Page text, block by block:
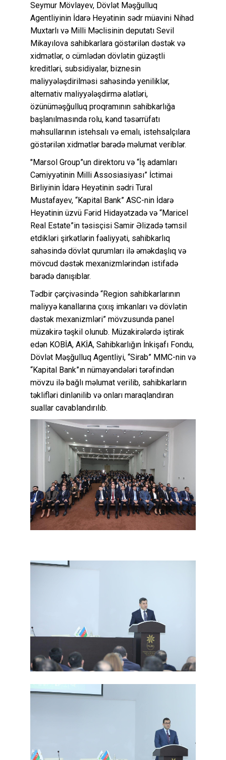
Seymur Mövlayev, Dövlət Məşğulluq
Agentliyinin İdarə Heyətinin sədr müavini Nihad
Muxtarlı və Milli Məclisinin deputatı Sevil
Mikayılova sahibkarlara göstərilən dəstək və
xidmətlər, o cümlədən dövlətin güzəştli
kreditləri, subsidiyalar, biznesin
maliyyələşdirilməsi sahəsində yeniliklər,
alternativ maliyyələşdirmə alətləri,
özünüməşğulluq proqramının sahibkarlığa
başlanılmasında rolu, kənd təsərrüfatı
məhsullarının istehsalı və emalı, istehsalçılara
göstərilən xidmətlər barədə məlumat veriblər.
"Marsol Group”un direktoru və “İş adamları
Cəmiyyətinin Milli Assosiasiyası” İctimai
Birliyinin İdarə Heyətinin sədri Tural
Mustafayev, “Kapital Bank” ASC-nin İdarə
Heyətinin üzvü Fərid Hidayətzadə və “Maricel
Real Estate”in təsisçisi Samir Əlizadə təmsil
etdikləri şirkətlərin fəaliyyəti, sahibkarlıq
sahəsində dövlət qurumları ilə əməkdaşlıq və
mövcud dəstək mexanizmlərindən istifadə
barədə danışıblar.
Tədbir çərçivəsində “Region sahibkarlarının
maliyyə kanallarına çıxış imkanları və dövlətin
dəstək mexanizmləri” mövzusunda panel
müzakirə təşkil olunub. Müzakirələrdə iştirak
edən KOBİA, AKİA, Sahibkarlığın İnkişafı Fondu,
Dövlət Məşğulluq Agentliyi, “Sirab” MMC-nin və
“Kapital Bank”ın nümayəndələri tərəfindən
mövzu ilə bağlı məlumat verilib, sahibkarların
təklifləri dinlənilib və onları maraqlandıran
suallar cavablandırılıb.